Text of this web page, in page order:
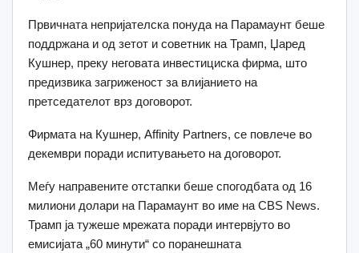
Првичната непријателска понуда на Парамаунт беше
поддржана и од зетот и советник на Трамп, Џаред
Кушнер, преку неговата инвестициска фирма, што
предизвика загриженост за влијанието на
претседателот врз договорот.
Фирмата на Кушнер, Affinity Partners, се повлече во
декември поради испитувањето на договорот.
Меѓу направените отстапки беше спогодбата од 16
милиони долари на Парамаунт во име на CBS News.
Трамп ја тужеше мрежата поради интервјуто во
емисијата „60 минути“ со поранешната